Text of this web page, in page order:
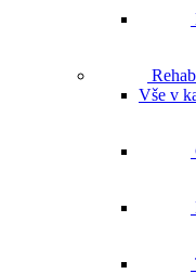
Vše v